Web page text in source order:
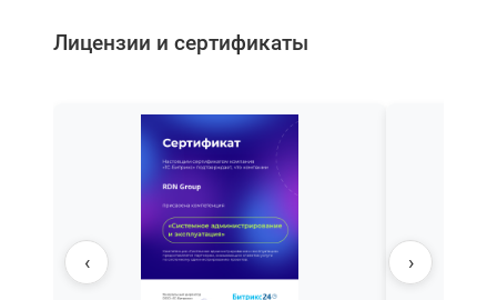
Лицензии и сертификаты
‹ ›